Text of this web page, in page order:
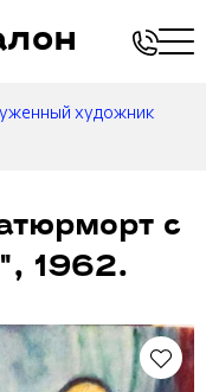
художник
с
1962.